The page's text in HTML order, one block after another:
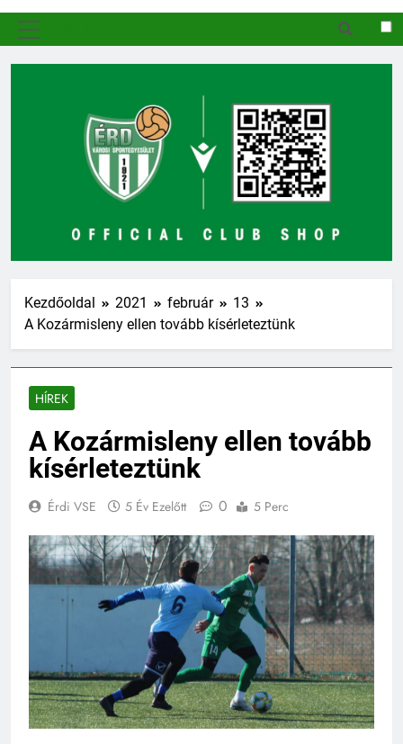
Kezdőoldal 2021 február
13
A Kozármisleny ellen tovább kísérleteztünk
HÍREK
A Kozármisleny ellen tovább
kísérleteztünk
Érdi VSE 5 Év Ezelőtt 0 5 Perc